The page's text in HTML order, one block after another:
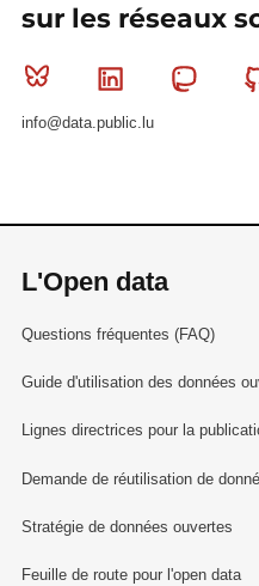
sur les réseaux
Bluesky Linkedin
info@data.public.lu
L'Open data
Questions fréquentes (FAQ)
Guide d'utilisation des données
Lignes directrices pour la
Demande de réutilisation de
Stratégie de données ouvertes
Feuille de route pour l'open data